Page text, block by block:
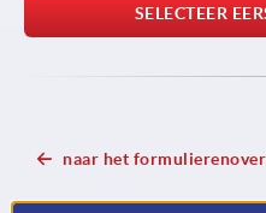
SELECTEER
naar het